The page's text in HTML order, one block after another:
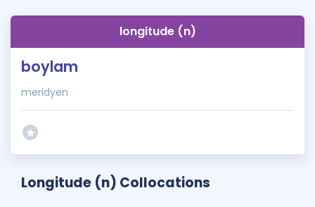
İngilizce Gramer
longitude (n)
boylam
meridyen
Longitude (n) Collocations